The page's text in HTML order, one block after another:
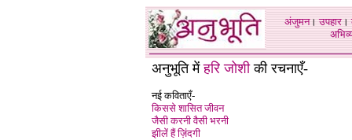
अंजुमन।उपहार।
अनुभूति मेंहरि जोशी की रचनाएँ-
नई कविताएँ-
किससे शासित जीवन
जैसी करनी वैसी भरनी
झीलें हैं ज़िंदगी